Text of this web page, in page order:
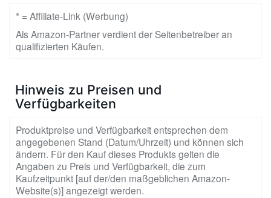
* = Affiliate-Link (Werbung)
Als Amazon-Partner verdient der Seitenbetreiber an
qualifizierten Käufen.
Hinweis zu Preisen und
Verfügbarkeiten
Produktpreise und Verfügbarkeit entsprechen dem
angegebenen Stand (Datum/Uhrzeit) und können sich
ändern. Für den Kauf dieses Produkts gelten die
Angaben zu Preis und Verfügbarkeit, die zum
Kaufzeitpunkt [auf der/den maßgeblichen Amazon-
Website(s)] angezeigt werden.